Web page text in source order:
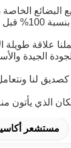
التسليم
الجيدة
كصديق لنا
الذي يأتون
مستشعر أكاسيد